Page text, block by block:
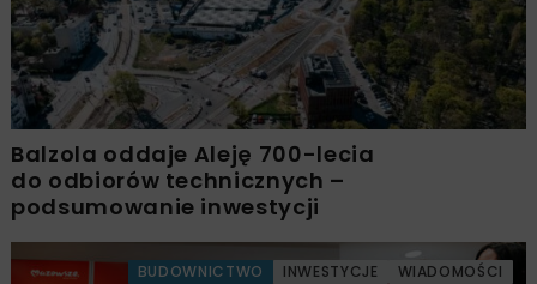
Balzola oddaje Aleję 700-lecia
do odbiorów technicznych –
podsumowanie inwestycji
BUDOWNICTWO INWESTYCJE WIADOMOŚCI